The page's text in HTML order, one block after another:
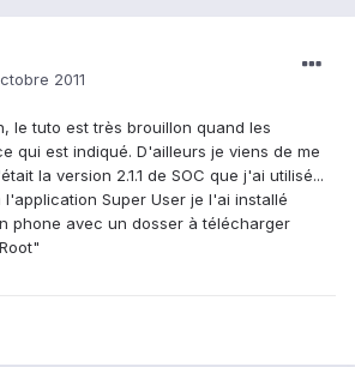
2011
le tuto est très brouillon quand les
qui est indiqué. D'ailleurs je viens de me
la version 2.1.1 de SOC que j'ai utilisé...
Super User je l'ai installé
phone avec un dosser à télécharger